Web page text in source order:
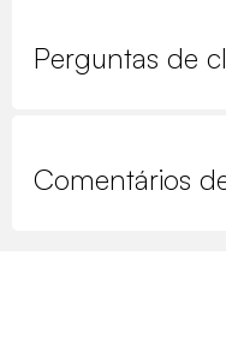
Perguntas de
Comentários